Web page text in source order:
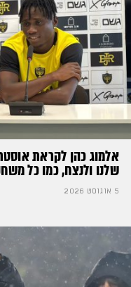
אלמוג כהן לקראת
שלנו ולנצח, כמו כל
5 אוגוסט 2026